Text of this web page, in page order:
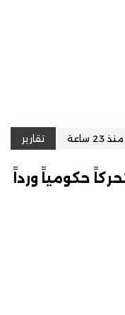
منذ 23 ساعة تقارير
حكومياً ورداً